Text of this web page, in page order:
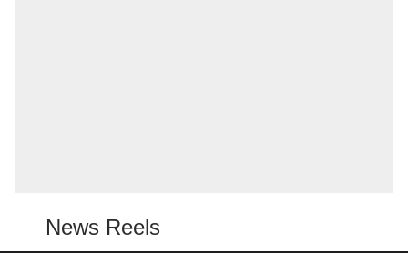
News Reels